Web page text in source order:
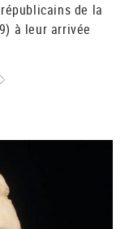
de la
à leur arrivée